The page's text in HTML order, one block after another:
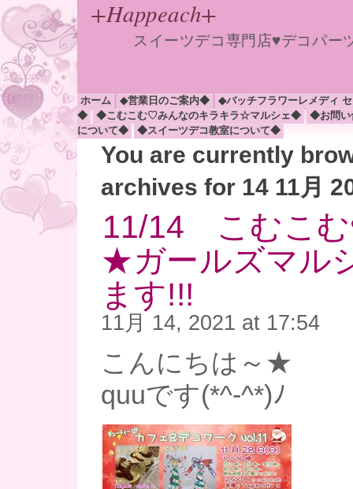
+Happeach+
スイーツデコ専門店♥デコパ
ホーム ◆営業日のご案内◆
◆バッチフラワーレメディ
◆
◆こむこむ♡みんなのキラキラ☆マルシェ◆
◆お問
について◆
◆スイーツデコ教室について◆
You are currently
archives for 14 11月
11/14 こむこむ
★ガールズマル
ます!!!
11月 14, 2021 at 17:54
こんにちは～★
quuです(*^-^*)ﾉ